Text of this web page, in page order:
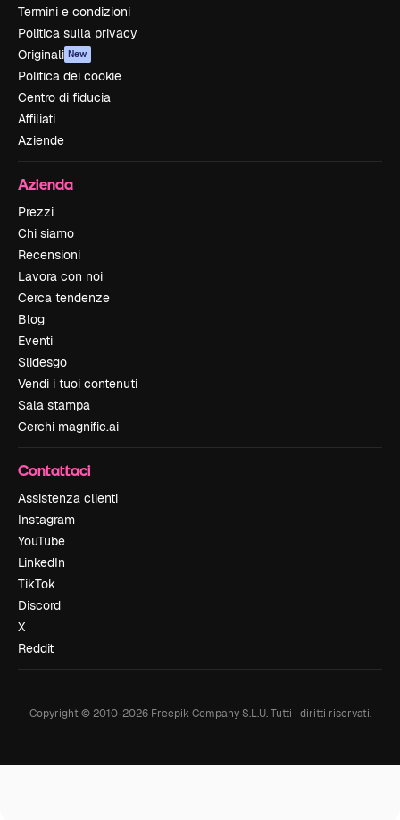
Termini e condizioni
Politica sulla privacy
Originali New
Politica dei cookie
Centro di fiducia
Affiliati
Aziende
Azienda
Prezzi
Chi siamo
Recensioni
Lavora con noi
Cerca tendenze
Blog
Eventi
Slidesgo
Vendi i tuoi contenuti
Sala stampa
Cerchi magnific.ai
Contattaci
Assistenza clienti
Instagram
YouTube
LinkedIn
TikTok
Discord
X
Reddit
Copyright © 2010-2026Freepik Company S.L.U. Tutti i diritti riservati.